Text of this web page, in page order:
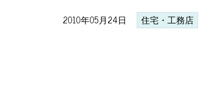
2010年05月24日 住宅・工務店